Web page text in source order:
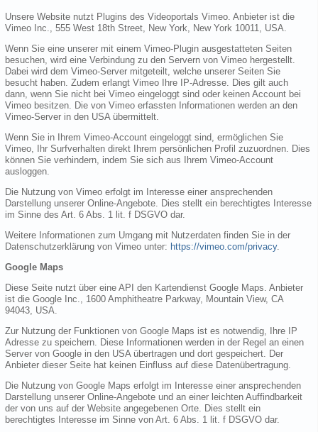
Unsere Website nutzt Plugins des Videoportals Vimeo. Anbieter ist die
Vimeo Inc., 555 West 18th Street, New York, New York 10011, USA.
Wenn Sie eine unserer mit einem Vimeo-Plugin ausgestatteten Seiten
besuchen, wird eine Verbindung zu den Servern von Vimeo hergestellt.
Dabei wird dem Vimeo-Server mitgeteilt, welche unserer Seiten Sie
besucht haben. Zudem erlangt Vimeo Ihre IP-Adresse. Dies gilt auch
dann, wenn Sie nicht bei Vimeo eingeloggt sind oder keinen Account bei
Vimeo besitzen. Die von Vimeo erfassten Informationen werden an den
Vimeo-Server in den USA übermittelt.
Wenn Sie in Ihrem Vimeo-Account eingeloggt sind, ermöglichen Sie
Vimeo, Ihr Surfverhalten direkt Ihrem persönlichen Profil zuzuordnen. Dies
können Sie verhindern, indem Sie sich aus Ihrem Vimeo-Account
ausloggen.
Die Nutzung von Vimeo erfolgt im Interesse einer ansprechenden
Darstellung unserer Online-Angebote. Dies stellt ein berechtigtes Interesse
im Sinne des Art. 6 Abs. 1 lit. f DSGVO dar.
Weitere Informationen zum Umgang mit Nutzerdaten finden Sie in der
Datenschutzerklärung von Vimeo unter: https://vimeo.com/privacy.
Google Maps
Diese Seite nutzt über eine API den Kartendienst Google Maps. Anbieter
ist die Google Inc., 1600 Amphitheatre Parkway, Mountain View, CA
94043, USA.
Zur Nutzung der Funktionen von Google Maps ist es notwendig, Ihre IP
Adresse zu speichern. Diese Informationen werden in der Regel an einen
Server von Google in den USA übertragen und dort gespeichert. Der
Anbieter dieser Seite hat keinen Einfluss auf diese Datenübertragung.
Die Nutzung von Google Maps erfolgt im Interesse einer ansprechenden
Darstellung unserer Online-Angebote und an einer leichten Auffindbarkeit
der von uns auf der Website angegebenen Orte. Dies stellt ein
berechtigtes Interesse im Sinne von Art. 6 Abs. 1 lit. f DSGVO dar.